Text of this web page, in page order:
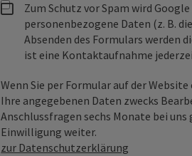
Zum Schutz vor Spam wird
personenbezogene Daten (z. B.
Absenden des Formulars werden
ist eine Kontaktaufnahme
Wenn Sie per Formular auf der
Ihre angegebenen Daten zwecks
Anschlussfragen sechs Monate bei
Einwilligung weiter.
zur Datenschutzerklärung